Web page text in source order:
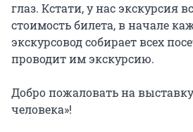
глаз. Кстати, у нас экскурсия
стоимость билета, в начале
экскурсовод собирает всех
проводит им экскурсию.
Добро пожаловать на
человека»!